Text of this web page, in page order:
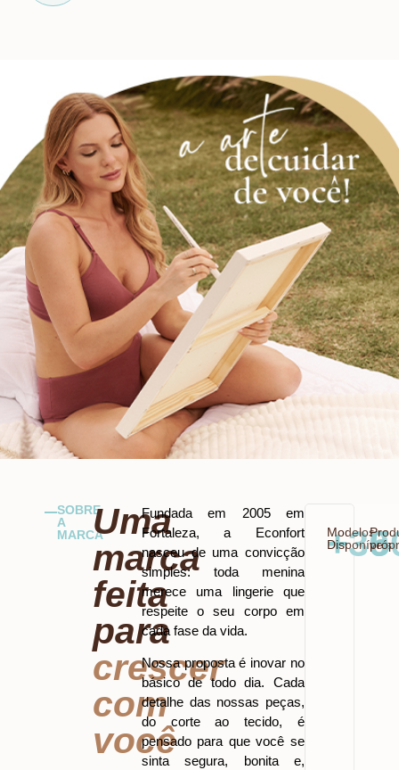
SOBRE
A
MARCAUma
marca
feita
para
crescer
com
você
Fundada em 2005 em
Fortaleza, a Econfort
nasceu de uma convicção
simples: toda menina
merece uma lingerie que
respeite o seu corpo em
cada fase da vida.
Nossa proposta é inovar no
básico de todo dia. Cada
detalhe das nossas peças,
do corte ao tecido, é
pensado para que você se
sinta segura, bonita e,
+30
Modelos
Disponíveis